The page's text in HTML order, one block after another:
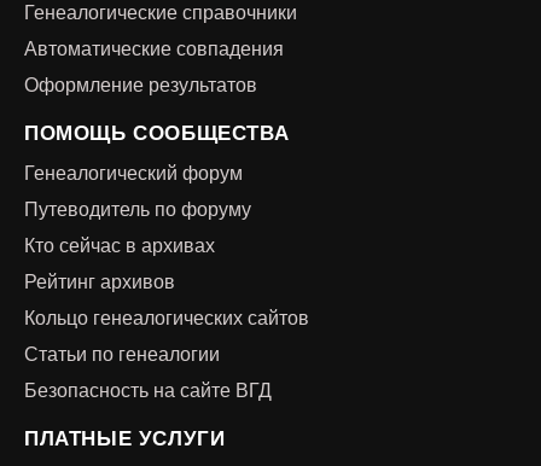
Генеалогические справочники
Автоматические совпадения
Оформление результатов
ПОМОЩЬ СООБЩЕСТВА
Генеалогический форум
Путеводитель по форуму
Кто сейчас в архивах
Рейтинг архивов
Кольцо генеалогических сайтов
Статьи по генеалогии
Безопасность на сайте ВГД
ПЛАТНЫЕ УСЛУГИ